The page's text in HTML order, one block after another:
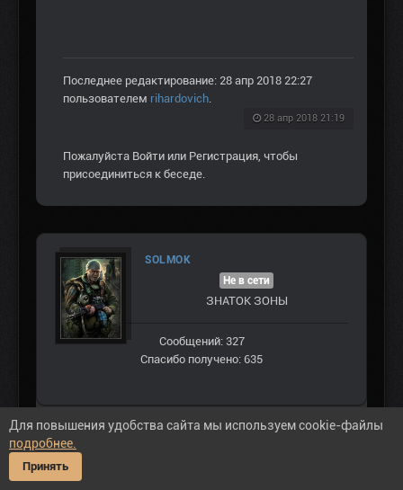
Последнее редактирование: 28 апр 2018 22:27
пользователем rihardovich.
28 апр 2018 21:19
Пожалуйста Войти или Регистрация, чтобы
присоединиться к беседе.
SOLMOK
Не в сети
ЗНАТОК ЗОНЫ
Сообщений: 327
Спасибо получено: 635
rihardovich
Для повышения удобства сайта мы используем cookie-файлы
подробнее.
Принять